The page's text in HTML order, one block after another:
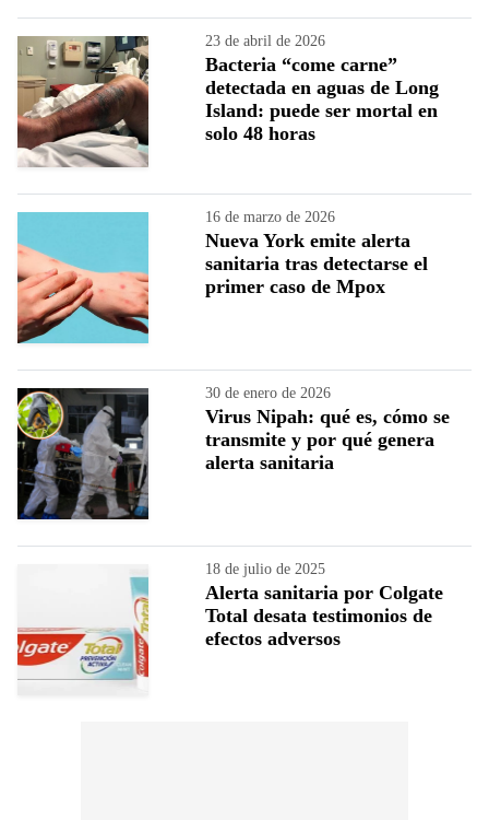
23 de abril de 2026
Bacteria “come carne”
detectada en aguas de Long
Island: puede ser mortal en
solo 48 horas
16 de marzo de 2026
Nueva York emite alerta
sanitaria tras detectarse el
primer caso de Mpox
30 de enero de 2026
Virus Nipah: qué es, cómo se
transmite y por qué genera
alerta sanitaria
18 de julio de 2025
Alerta sanitaria por Colgate
Total desata testimonios de
efectos adversos